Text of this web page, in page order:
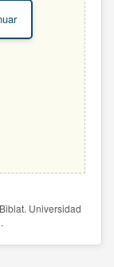
Universidad